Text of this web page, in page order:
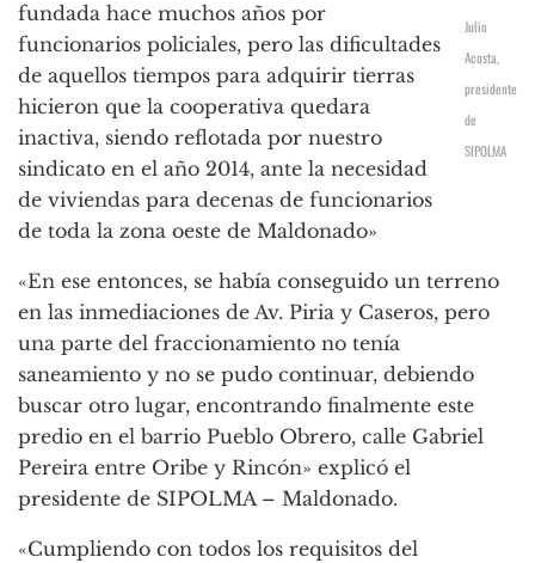
Julio
Acosta,
presidente
de
SIPOLMA
fundada hace muchos años por
funcionarios policiales, pero las dificultades
de aquellos tiempos para adquirir tierras
hicieron que la cooperativa quedara
inactiva, siendo reflotada por nuestro
sindicato en el año 2014, ante la necesidad
de viviendas para decenas de funcionarios
de toda la zona oeste de Maldonado»
«En ese entonces, se había conseguido un terreno
en las inmediaciones de Av. Piria y Caseros, pero
una parte del fraccionamiento no tenía
saneamiento y no se pudo continuar, debiendo
buscar otro lugar, encontrando finalmente este
predio en el barrio Pueblo Obrero, calle Gabriel
Pereira entre Oribe y Rincón» explicó el
presidente de SIPOLMA – Maldonado.
«Cumpliendo con todos los requisitos del